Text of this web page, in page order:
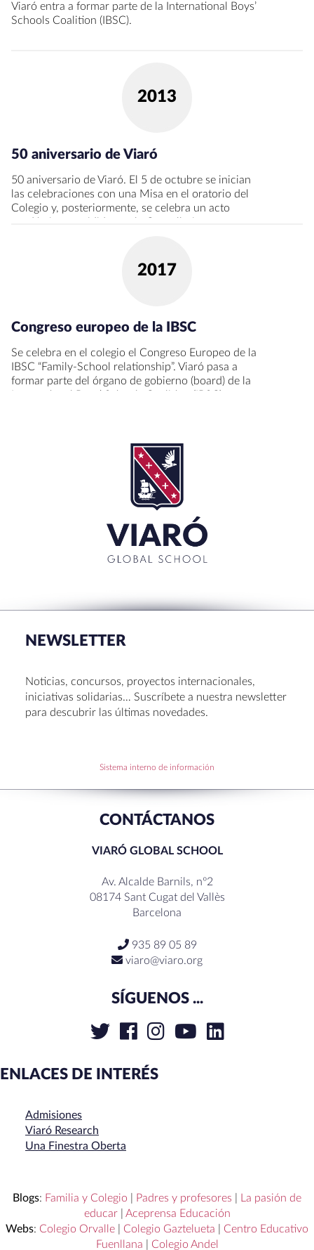
Viaró entra a formar parte de la International Boys’
Schools Coalition (IBSC).
50 aniversario de Viaró
2013
50 aniversario de Viaró. El 5 de octubre se inician
las celebraciones con una Misa en el oratorio del
Colegio y, posteriormente, se celebra un acto
Congreso europeo de la IBSC
2017
Se celebra en el colegio el Congreso Europeo de la
IBSC “Family-School relationship”. Viaró pasa a
formar parte del órgano de gobierno (board) de la
NEWSLETTER
Noticias, concursos, proyectos internacionales,
iniciativas solidarias… Suscríbete a nuestra newsletter
para descubrir las últimas novedades.
Sistema interno de información
CONTÁCTANOS
VIARÓ GLOBAL SCHOOL
Av. Alcalde Barnils, nº2
08174 Sant Cugat del Vallès
Barcelona
935 89 05 89
viaro@viaro.org
SÍGUENOS ...
ENLACES DE INTERÉS
Admisiones
Viaró Research
Una Finestra Oberta
Blogs: Familia y Colegio Padres y profesores
La pasión de
educar| Aceprensa Educación
Webs: Colegio Orvalle Colegio Gaztelueta
Centro Educativo
Fuenllana
Colegio Andel